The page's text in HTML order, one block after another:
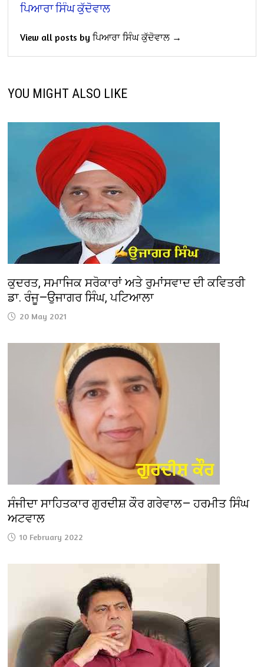
ਪਿਆਰਾ ਸਿੰਘ ਕੁੱਦੋਵਾਲ
View all posts by ਪਿਆਰਾ ਸਿੰਘ ਕੁੱਦੋਵਾਲ →
YOU MIGHT ALSO LIKE
ਕੁਦਰਤ, ਸਮਾਜਿਕ ਸਰੋਕਾਰਾਂ ਅਤੇ ਰੁਮਾਂਸਵਾਦ ਦੀ ਕਵਿਤਰੀ
ਡਾ. ਰੰਜੂ—ਉਜਾਗਰ ਸਿੰਘ, ਪਟਿਆਲਾ
20 May 2021
ਸੰਜੀਦਾ ਸਾਹਿਤਕਾਰ ਗੁਰਦੀਸ਼ ਕੌਰ ਗਰੇਵਾਲ— ਹਰਮੀਤ ਸਿੰਘ
ਅਟਵਾਲ
10 February 2022